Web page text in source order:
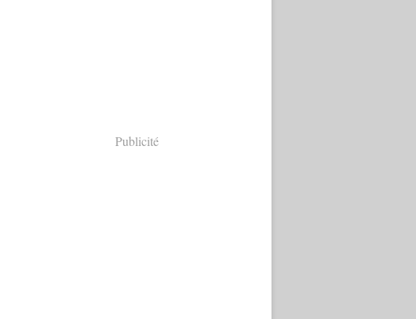
Publicité